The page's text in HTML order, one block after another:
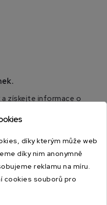
získejte informace o
díky kterým může web
díky nim anonymně
reklamu na míru.
cookies souborů pro